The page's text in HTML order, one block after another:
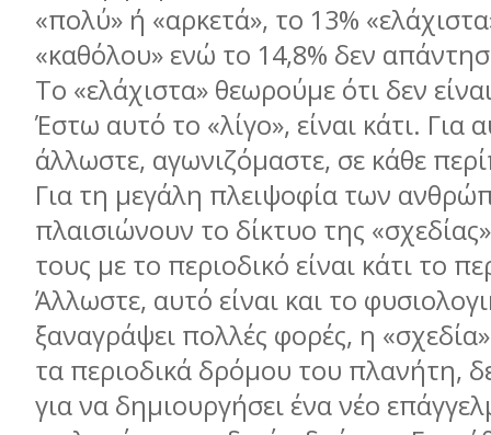
«πολύ» ή «αρκετά», το 13%
«καθόλου» ενώ το 14,8% δεν
Το «ελάχιστα» θεωρούμε ότι δεν
Έστω αυτό το «λίγο», είναι κάτι. Για
άλλωστε, αγωνιζόμαστε, σε κάθε
Για τη μεγάλη πλειψοφία των
πλαισιώνουν το δίκτυο της
τους με το περιοδικό είναι κάτι το
Άλλωστε, αυτό είναι και το
ξαναγράψει πολλές φορές, η
τα περιοδικά δρόμου του πλανήτη,
για να δημιουργήσει ένα νέο